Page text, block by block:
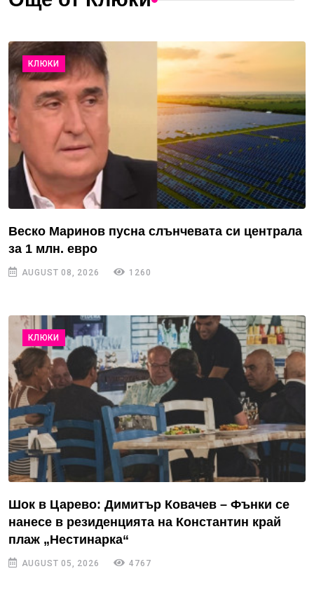
КЛЮКИ
Веско Маринов пусна слънчевата си централа
за 1 млн. евро
AUGUST 08, 2026 1260
КЛЮКИ
Шок в Царево: Димитър Ковачев – Фънки се
нанесе в резиденцията на Константин край
плаж „Нестинарка“
AUGUST 05, 2026 4767